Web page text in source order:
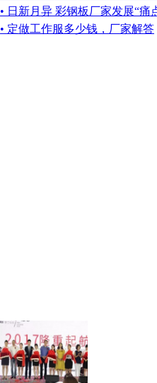
• 日新月异 彩钢板厂家发展“痛
• 定做工作服多少钱，厂家解答